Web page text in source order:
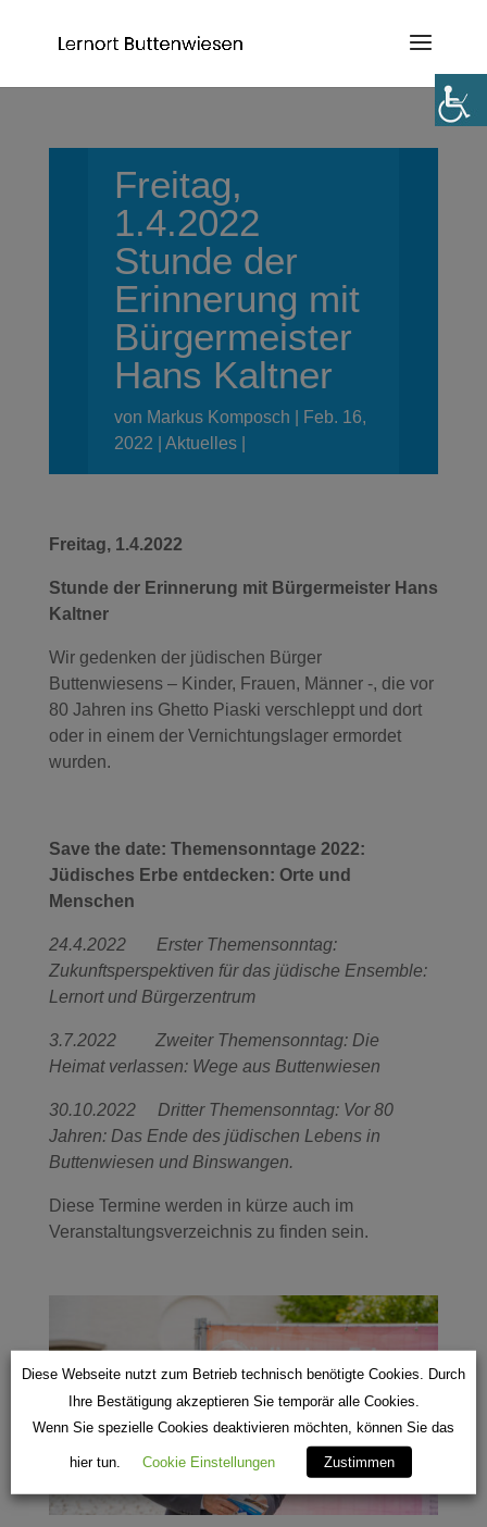
Freitag,
1.4.2022
Stunde der
Erinnerung mit
Bürgermeister
Hans Kaltner
von Markus Komposch
Feb. 16,
2022
Aktuelles
Freitag, 1.4.2022
Stunde der Erinnerung mit Bürgermeister Hans
Kaltner
Wir gedenken der jüdischen Bürger
Buttenwiesens – Kinder, Frauen, Männer -, die vor
80 Jahren ins Ghetto Piaski verschleppt und dort
oder in einem der Vernichtungslager ermordet
wurden.
Save the date: Themensonntage 2022:
Jüdisches Erbe entdecken: Orte und
Menschen
24.4.2022 Erster Themensonntag:
Zukunftsperspektiven für das jüdische Ensemble:
Lernort und Bürgerzentrum
3.7.2022 Zweiter Themensonntag: Die
Heimat verlassen: Wege aus Buttenwiesen
30.10.2022 Dritter Themensonntag: Vor 80
Jahren: Das Ende des jüdischen Lebens in
Buttenwiesen und Binswangen.
Diese Termine werden in kürze auch im
Veranstaltungsverzeichnis zu finden sein.
Diese Webseite nutzt zum Betrieb technisch benötigte Cookies. Durch
Ihre Bestätigung akzeptieren Sie temporär alle Cookies.
Wenn Sie spezielle Cookies deaktivieren möchten, können Sie das
hier tun. Cookie Einstellungen Zustimmen